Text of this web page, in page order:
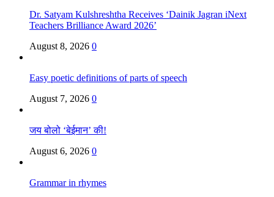
Dr. Satyam Kulshreshtha Receives ‘Dainik Jagran iNext
Teachers Brilliance Award 2026’
August 8, 2026 0
Easy poetic definitions of parts of speech
August 7, 2026 0
जय बोलो ‘बेईमान’ की!
August 6, 2026 0
Grammar in rhymes